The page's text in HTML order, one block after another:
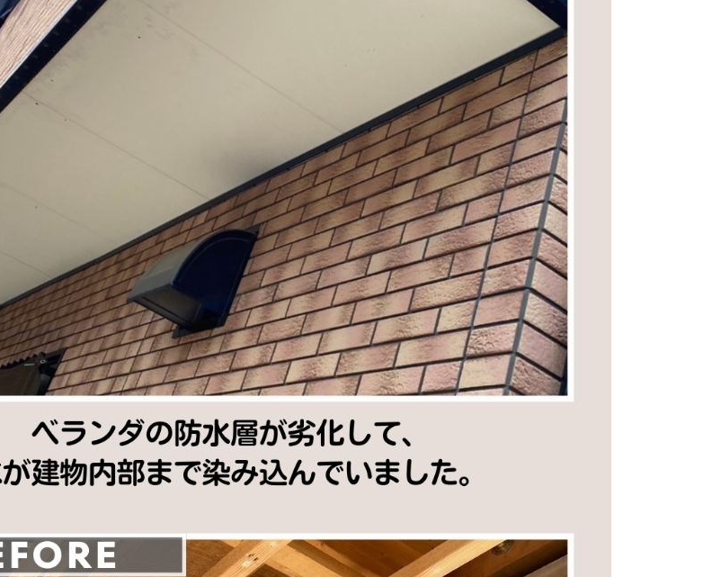
シーリング工事